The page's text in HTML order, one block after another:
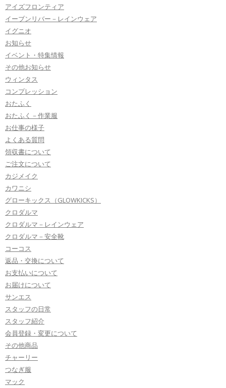
アイズフロンティア
イーブンリバー－レインウェア
イグニオ
お知らせ
イベント・特集情報
その他お知らせ
ウィンタス
コンプレッション
おたふく
おたふく－作業服
お仕事の様子
よくある質問
領収書について
ご注文について
カジメイク
カワニシ
グローキックス（GLOWKICKS）
クロダルマ
クロダルマ－レインウェア
クロダルマ－安全靴
コーコス
返品・交換について
お支払いについて
お届けについて
サンエス
スタッフの日常
スタッフ紹介
会員登録・変更について
その他商品
チャーリー
つなぎ服
マック